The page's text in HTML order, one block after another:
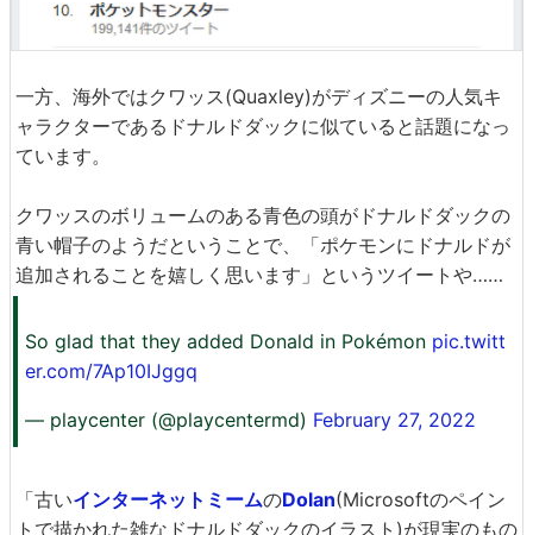
一方、海外ではクワッス(Quaxley)がディズニーの人気キ
ャラクターであるドナルドダックに似ていると話題になっ
ています。
クワッスのボリュームのある青色の頭がドナルドダックの
青い帽子のようだということで、「ポケモンにドナルドが
追加されることを嬉しく思います」というツイートや……
So glad that they added Donald in Pokémon pic.twitt
er.com/7Ap10IJggq
— playcenter (@playcentermd) February 27, 2022
「古いインターネットミームのDolan(Microsoftのペイン
トで描かれた雑なドナルドダックのイラスト)が現実のもの